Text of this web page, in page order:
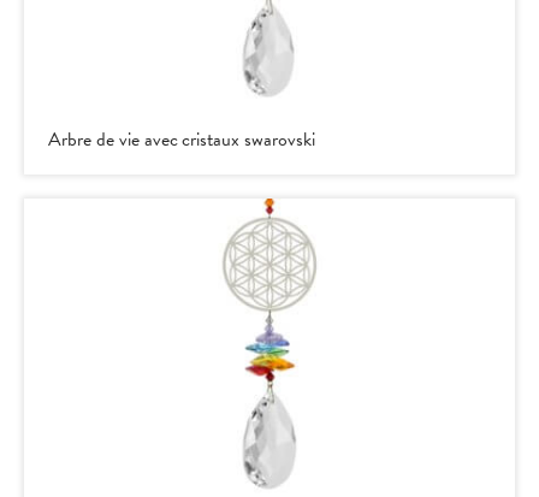
Arbre de vie avec cristaux swarovski